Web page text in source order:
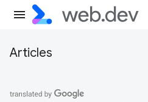
Articles